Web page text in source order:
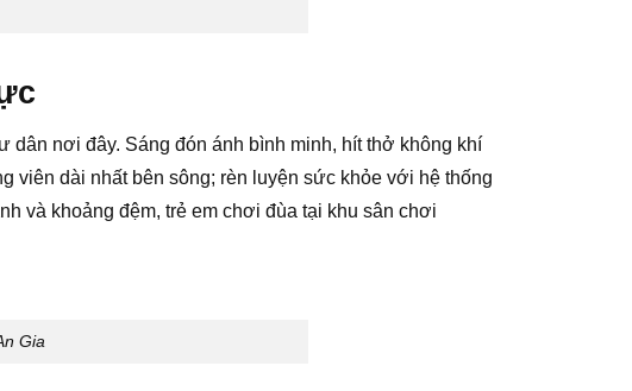
dân nơi đây. Sáng đón ánh bình minh, hít thở không khí
viên dài nhất bên sông; rèn luyện sức khỏe với hệ thống
và khoảng đệm, trẻ em chơi đùa tại khu sân chơi
Gia